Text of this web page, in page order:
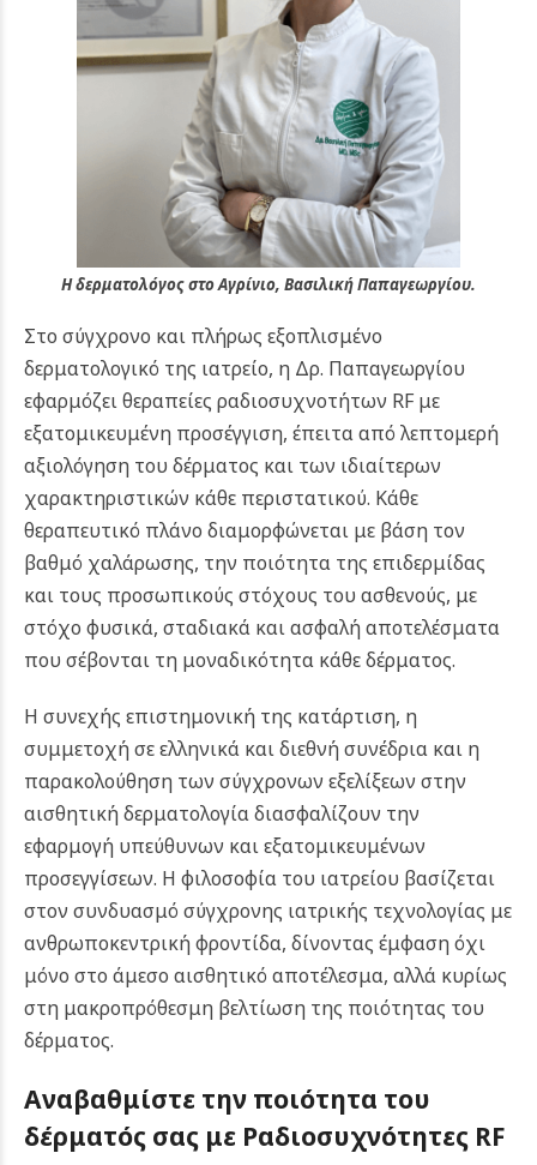
Η δερματολόγος στο Αγρίνιο, Βασιλική Παπαγεωργίου.
Στο σύγχρονο και πλήρως εξοπλισμένο
δερματολογικό της ιατρείο, η Δρ. Παπαγεωργίου
εφαρμόζει θεραπείες ραδιοσυχνοτήτων RF με
εξατομικευμένη προσέγγιση, έπειτα από λεπτομερή
αξιολόγηση του δέρματος και των ιδιαίτερων
χαρακτηριστικών κάθε περιστατικού. Κάθε
θεραπευτικό πλάνο διαμορφώνεται με βάση τον
βαθμό χαλάρωσης, την ποιότητα της επιδερμίδας
και τους προσωπικούς στόχους του ασθενούς, με
στόχο φυσικά, σταδιακά και ασφαλή αποτελέσματα
που σέβονται τη μοναδικότητα κάθε δέρματος.
Η συνεχής επιστημονική της κατάρτιση, η
συμμετοχή σε ελληνικά και διεθνή συνέδρια και η
παρακολούθηση των σύγχρονων εξελίξεων στην
αισθητική δερματολογία διασφαλίζουν την
εφαρμογή υπεύθυνων και εξατομικευμένων
προσεγγίσεων. Η φιλοσοφία του ιατρείου βασίζεται
στον συνδυασμό σύγχρονης ιατρικής τεχνολογίας με
ανθρωποκεντρική φροντίδα, δίνοντας έμφαση όχι
μόνο στο άμεσο αισθητικό αποτέλεσμα, αλλά κυρίως
στη μακροπρόθεσμη βελτίωση της ποιότητας του
δέρματος.
Αναβαθμίστε την ποιότητα του
δέρματός σας με Ραδιοσυχνότητες RF